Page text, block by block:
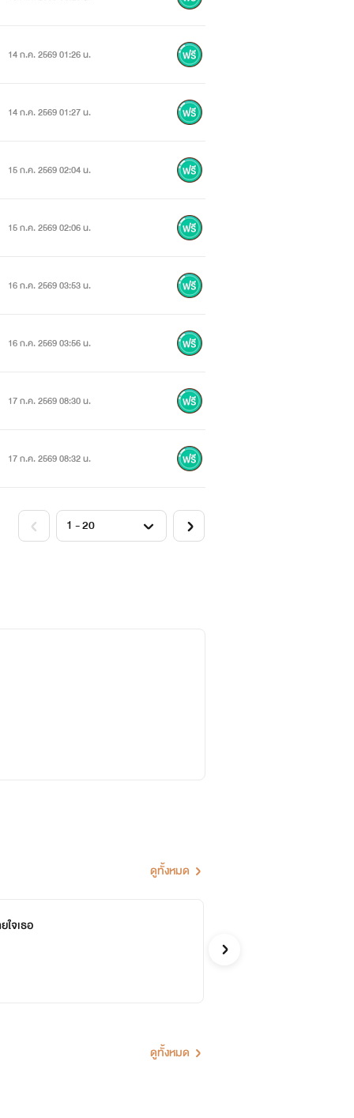
14 ก.ค. 2569 01:26 น.
14 ก.ค. 2569 01:27 น.
15 ก.ค. 2569 02:04 น.
15 ก.ค. 2569 02:06 น.
16 ก.ค. 2569 03:53 น.
16 ก.ค. 2569 03:56 น.
17 ก.ค. 2569 08:30 น.
17 ก.ค. 2569 08:32 น.
ดูทั้งหมด
ใจเธอ
ดูทั้งหมด